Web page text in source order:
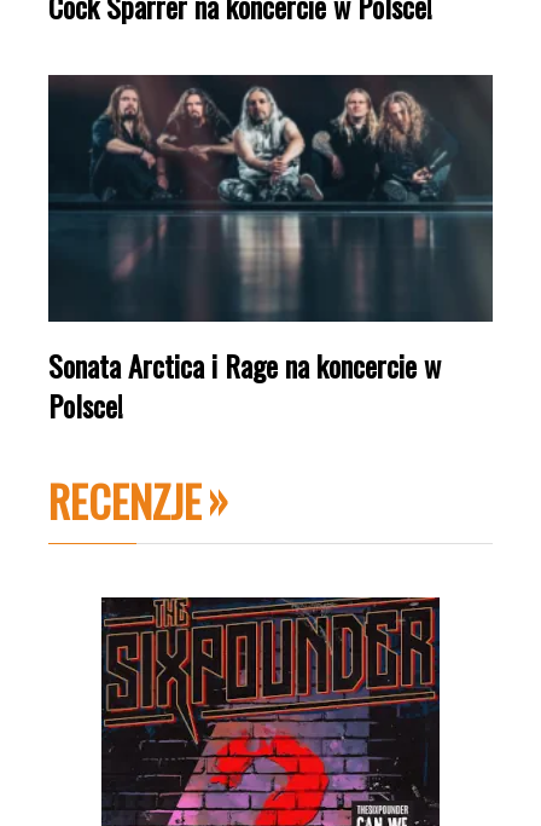
Sonata Arctica i Rage na koncercie w
Polsce!
RECENZJE